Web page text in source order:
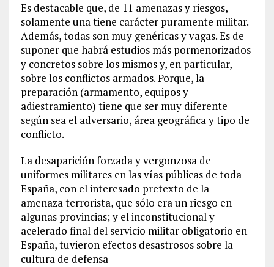
Es destacable que, de 11 amenazas y riesgos,
solamente una tiene carácter puramente militar.
Además, todas son muy genéricas y vagas. Es de
suponer que habrá estudios más pormenorizados
y concretos sobre los mismos y, en particular,
sobre los conflictos armados. Porque, la
preparación (armamento, equipos y
adiestramiento) tiene que ser muy diferente
según sea el adversario, área geográfica y tipo de
conflicto.
La desaparición forzada y vergonzosa de
uniformes militares en las vías públicas de toda
España, con el interesado pretexto de la
amenaza terrorista, que sólo era un riesgo en
algunas provincias; y el inconstitucional y
acelerado final del servicio militar obligatorio en
España, tuvieron efectos desastrosos sobre la
cultura de defensa